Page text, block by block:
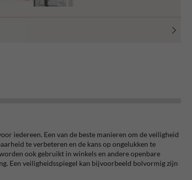
iedereen. Een van de beste manieren om de veiligheid
te verbeteren en de kans op ongelukken te
ook gebruikt in winkels en andere openbare
Een veiligheidsspiegel kan bijvoorbeeld bolvormig zijn